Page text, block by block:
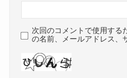
次回のコメントで使用する
の名前、メールアドレス、